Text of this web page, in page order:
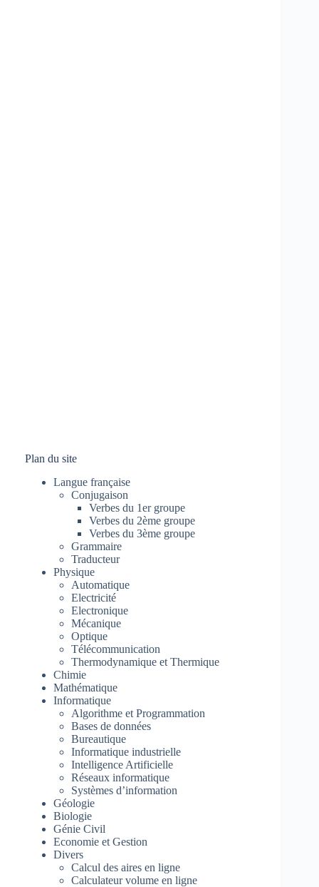
Plan du site
Langue française
Conjugaison
Verbes du 1er groupe
Verbes du 2ème groupe
Verbes du 3ème groupe
Grammaire
Traducteur
Physique
Automatique
Electricité
Electronique
Mécanique
Optique
Télécommunication
Thermodynamique et Thermique
Chimie
Mathématique
Informatique
Algorithme et Programmation
Bases de données
Bureautique
Informatique industrielle
Intelligence Artificielle
Réseaux informatique
Systèmes d’information
Géologie
Biologie
Génie Civil
Economie et Gestion
Divers
Calcul des aires en ligne
Calculateur volume en ligne